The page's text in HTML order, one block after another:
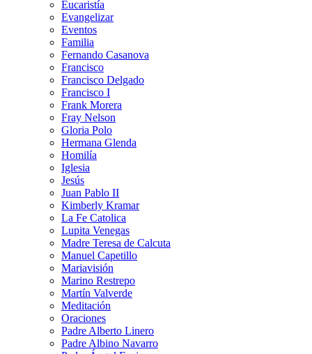
Eucaristía
Evangelizar
Eventos
Familia
Fernando Casanova
Francisco
Francisco Delgado
Francisco I
Frank Morera
Fray Nelson
Gloria Polo
Hermana Glenda
Homilía
Iglesia
Jesús
Juan Pablo II
Kimberly Kramar
La Fe Catolica
Lupita Venegas
Madre Teresa de Calcuta
Manuel Capetillo
Mariavisión
Marino Restrepo
Martín Valverde
Meditación
Oraciones
Padre Alberto Linero
Padre Albino Navarro